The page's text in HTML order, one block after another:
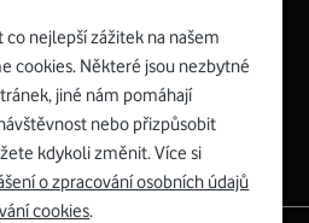
:
x 22 x 7,5 cm (včetně stojánku)
porty a bezdrátové připojení Wi-
ac pro frekvenci 2,4 GHz a
s Vodafonem
nejlepší zážitek na našem
cookies. Některé jsou nezbytné
jiné nám pomáhají
nebo přizpůsobit
kdykoli změnit. Více si
o zpracování osobních údajů
cookies.